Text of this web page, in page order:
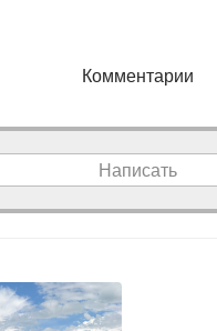
Комментарии
Написать